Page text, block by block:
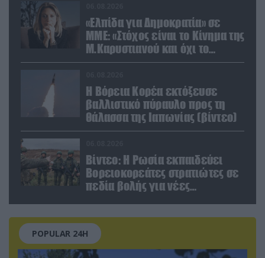
«Ελπίδα για Δημοκρατία» σε
ΜΜΕ: «Στόχος είναι το Κίνημα της
Μ.Καρυστιανού και όχι το
διεφθαρμένο σύστημα
Η Βόρεια Κορέα εκτόξευσε
βαλλιστικό πύραυλο προς τη
θάλασσα της Ιαπωνίας (βίντεο)
Βίντεο: Η Ρωσία εκπαιδεύει
Βορειοκορεάτες στρατιώτες σε
πεδία βολής για νέες
POPULAR 24H